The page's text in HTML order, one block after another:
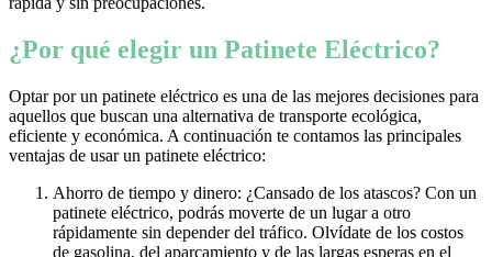
¿Por qué elegir un Patinete Eléctrico?
Optar por un patinete eléctrico es una de las mejores decisiones para
aquellos que buscan una alternativa de transporte ecológica,
eficiente y económica. A continuación te contamos las principales
ventajas de usar un patinete eléctrico:
Ahorro de tiempo y dinero: ¿Cansado de los atascos? Con un
patinete eléctrico, podrás moverte de un lugar a otro
rápidamente sin depender del tráfico. Olvídate de los costos
de gasolina, del aparcamiento y de las largas esperas en el